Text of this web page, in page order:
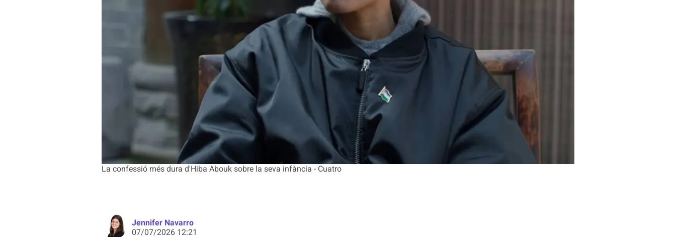
La confessió més dura d'Hiba Abouk sobre la seva infància - Cuatro
Jennifer Navarro
07/07/2026 12:21